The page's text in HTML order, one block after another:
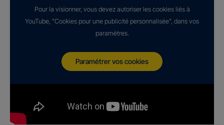
Pour la visionner, vous devez autoriser les cookies liés à
YouTube, "Cookies pour une publicité personnalisée", dans vos
paramètres.
Paramétrer vos cookies